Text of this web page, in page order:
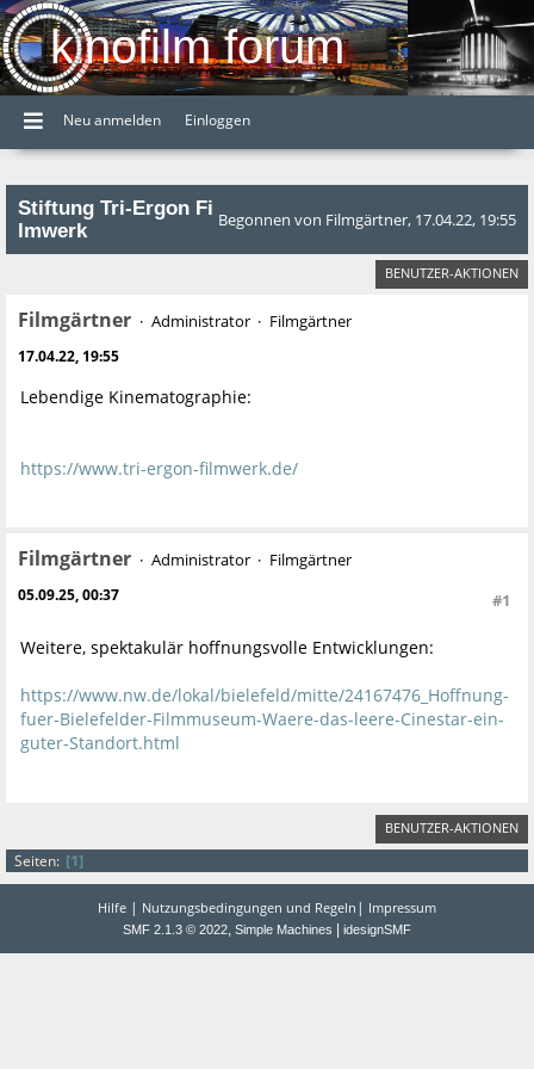
kinofilm forum
Neu anmelden Einloggen
Stiftung Tri-Ergon Fi
lmwerk
Begonnen von Filmgärtner, 17.04.22, 19:55
BENUTZER-AKTIONEN
Filmgärtner Administrator Filmgärtner
17.04.22, 19:55
Lebendige Kinematographie:
https://www.tri-ergon-filmwerk.de/
Filmgärtner Administrator Filmgärtner
05.09.25, 00:37 #1
Weitere, spektakulär hoffnungsvolle Entwicklungen:
https://www.nw.de/lokal/bielefeld/mitte/24167476_Hoffnung-
fuer-Bielefelder-Filmmuseum-Waere-das-leere-Cinestar-ein-
guter-Standort.html
BENUTZER-AKTIONEN
Seiten 1
Hilfe | Nutzungsbedingungen und Regeln | Impressum
SMF 2.1.3 © 2022, Simple Machines idesignSMF